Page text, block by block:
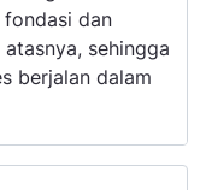
fondasi dan
sehingga
berjalan dalam